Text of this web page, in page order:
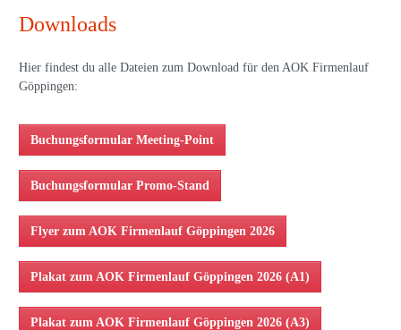
Downloads
Hier findest du alle Dateien zum Download für den AOK Firmenlauf
Göppingen:
Buchungsformular Meeting-Point
Buchungsformular Promo-Stand
Flyer zum AOK Firmenlauf Göppingen 2026
Plakat zum AOK Firmenlauf Göppingen 2026 (A1)
Plakat zum AOK Firmenlauf Göppingen 2026 (A3)